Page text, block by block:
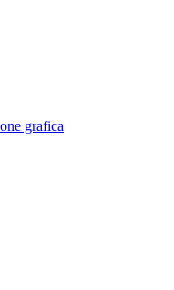
grafica